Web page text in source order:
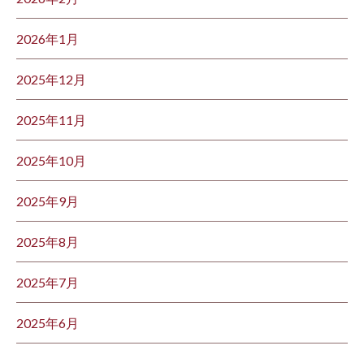
2026年1月
2025年12月
2025年11月
2025年10月
2025年9月
2025年8月
2025年7月
2025年6月